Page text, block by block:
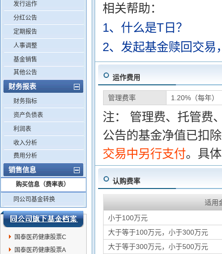
发行运作
分红公告
定期报告
人事调整
基金销售
其他公告
财务报表
财务指标
资产负债表
利润表
收入分析
费用分析
销售信息
购买信息（费率表）
同公司基金转换
国泰医药健康股票C
国泰医药健康股票A
相关帮助：
1、什么是T日？
2、发起基金赎回交易
运作费用
管理费率 1.20%（每年）
注： 管理费、托管费
公告的基金净值已扣
交易中另行支付。具
认购费率
适用
小于100万元
大于等于100万元，小于300万元
大于等于300万元，小于500万元